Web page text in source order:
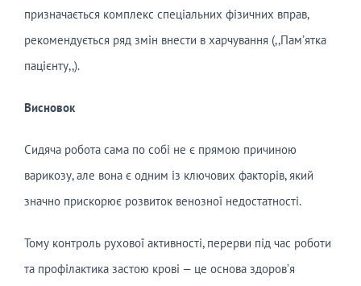
призначається комплекс спеціальних фізичних вправ,
рекомендується ряд змін внести в харчування (,,Памʼятка
пацієнту,,).
Висновок
Сидяча робота сама по собі не є прямою причиною
варикозу, але вона є одним із ключових факторів, який
значно прискорює розвиток венозної недостатності.
Тому контроль рухової активності, перерви під час роботи
та профілактика застою крові — це основа здоров’я